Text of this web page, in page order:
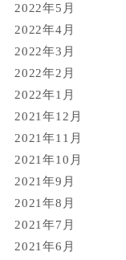
2022年5月
2022年4月
2022年3月
2022年2月
2022年1月
2021年12月
2021年11月
2021年10月
2021年9月
2021年8月
2021年7月
2021年6月